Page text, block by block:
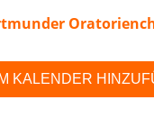
KALENDER